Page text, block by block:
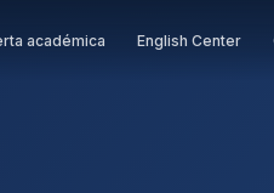
académica English Center